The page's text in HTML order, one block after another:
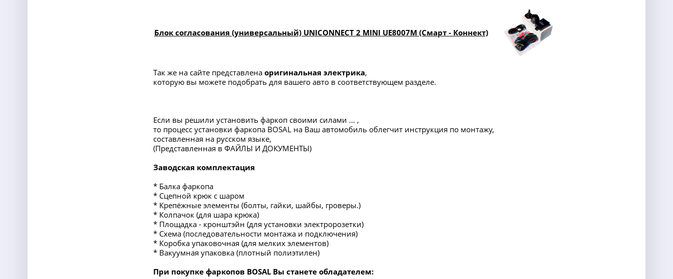
Блок согласования (универсальный) UNICONNECT 2 MINI UE8007M (Смарт - Коннект)
Так же на сайте представлена оригинальная электрика,
которую вы можете подобрать для вашего авто в соответствующем разделе.
Если вы решили установить фаркоп своими силами ... ,
то процесс установки фаркопа BOSAL на Ваш автомобиль облегчит инструкция по монтажу,
составленная на русском языке,
(Представленная в ФАЙЛЫ И ДОКУМЕНТЫ)
Заводская комплектация
* Балка фаркопа
* Сцепной крюк с шаром
* Крепёжные элементы (болты, гайки, шайбы, гроверы.)
* Колпачок (для шара крюка)
* Площадка - кронштэйн (для установки электророзетки)
* Схема (последовательности монтажа и подключения)
* Коробка упаковочная (для мелких элементов)
* Вакуумная упаковка (плотный полиэтилен)
При покупке фаркопов BOSAL Вы станете обладателем: